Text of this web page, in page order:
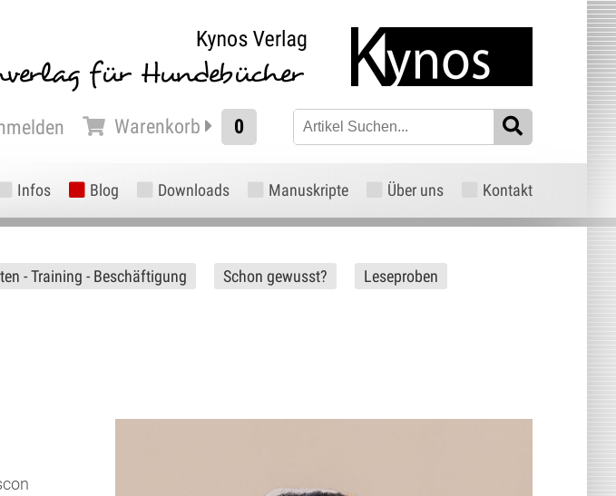
- Training - Beschäftigung Schon gewusst? Leseproben
Warenkorb 0
Infos Blog Downloads Manuskripte Über uns Kontakt